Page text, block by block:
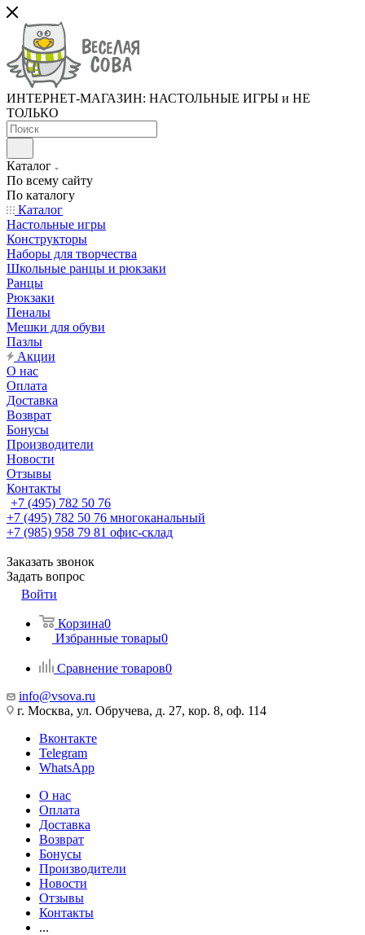
ИНТЕРНЕТ-МАГАЗИН: НАСТОЛЬНЫЕ ИГРЫ и НЕ
ТОЛЬКО
Каталог
По всему сайту
По каталогу
Каталог
Настольные игры
Конструкторы
Наборы для творчества
Школьные ранцы и рюкзаки
Ранцы
Рюкзаки
Пеналы
Мешки для обуви
Пазлы
Акции
О нас
Оплата
Доставка
Возврат
Бонусы
Производители
Новости
Отзывы
Контакты
+7 (495) 782 50 76
+7 (495) 782 50 76 многоканальный
+7 (985) 958 79 81 офис-склад
Заказать звонок
Задать вопрос
Войти
Корзина0
Избранные товары0
Сравнение товаров0
info@vsova.ru
г. Москва, ул. Обручева, д. 27, кор. 8, оф. 114
Вконтакте
Telegram
WhatsApp
О нас
Оплата
Доставка
Возврат
Бонусы
Производители
Новости
Отзывы
Контакты
...